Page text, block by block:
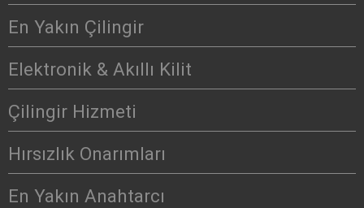
En Yakın Çilingir
Elektronik & Akıllı Kilit
Çilingir Hizmeti
Hırsızlık Onarımları
En Yakın Anahtarcı